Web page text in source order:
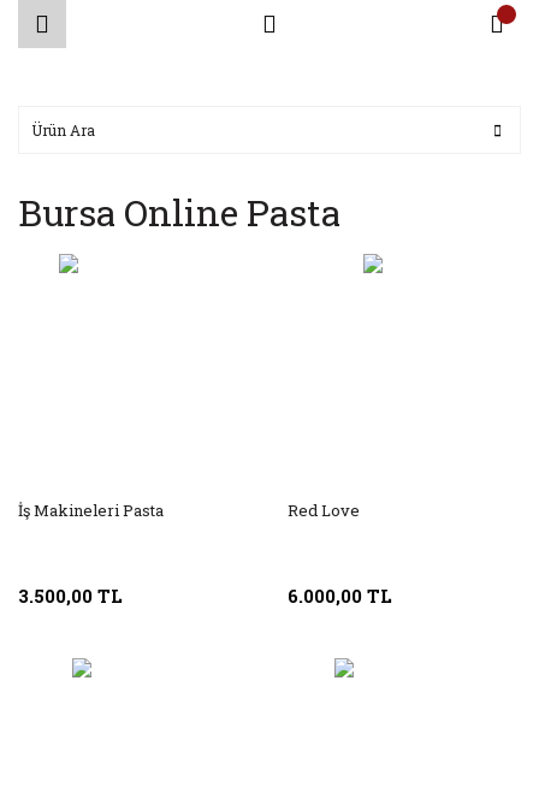
Bursa Online Pasta
İş Makineleri Pasta
3.500,00 TL
Red Love
6.000,00 TL